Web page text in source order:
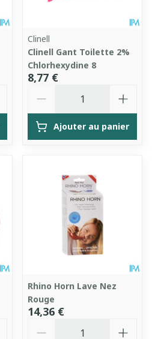
Clinell
Clinell Gant Toilette 2%
Chlorhexydine 8
8,77 €
Ajouter au panier
Rhino Horn Lave Nez
Rouge
14,36 €